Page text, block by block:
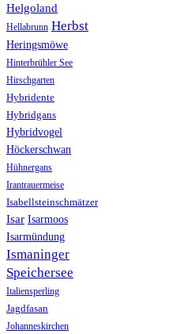
Helgoland
Hellabrunn Herbst
Heringsmöwe
Hinterbrühler See
Hirschgarten
Hybridente
Hybridgans
Hybridvogel
Höckerschwan
Hühnergans
Irantrauermeise
Isabellsteinschmätzer
Isar Isarmoos
Isarmündung
Ismaninger
Speichersee
Italiensperling
Jagdfasan
Johanneskirchen